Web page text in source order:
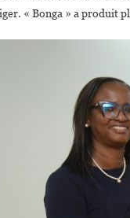
« Bonga » a produit